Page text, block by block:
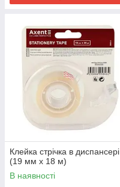
Клейка стрічка в диспансері
(19 мм х 18 м)
В наявності